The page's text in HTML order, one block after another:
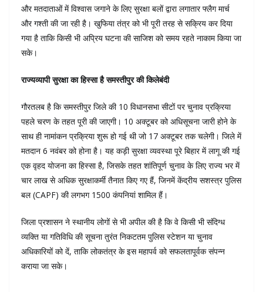
और मतदाताओं में विश्वास जगाने के लिए सुरक्षा बलों द्वारा लगातार फ्लैग मार्च
और गश्ती की जा रही है। खुफिया तंत्र को भी पूरी तरह से सक्रिय कर दिया
गया है ताकि किसी भी अप्रिय घटना की साजिश को समय रहते नाकाम किया जा
सके।
राज्यव्यापी सुरक्षा का हिस्सा है समस्तीपुर की किलेबंदी
गौरतलब है कि समस्तीपुर जिले की 10 विधानसभा सीटों पर चुनाव प्रक्रिया
पहले चरण के तहत पूरी की जाएगी। 10 अक्टूबर को अधिसूचना जारी होने के
साथ ही नामांकन प्रक्रिया शुरू हो गई थी जो 17 अक्टूबर तक चलेगी। जिले में
मतदान 6 नवंबर को होना है। यह कड़ी सुरक्षा व्यवस्था पूरे बिहार में लागू की गई
एक वृहद योजना का हिस्सा है, जिसके तहत शांतिपूर्ण चुनाव के लिए राज्य भर में
चार लाख से अधिक सुरक्षाकर्मी तैनात किए गए हैं, जिनमें केंद्रीय सशस्त्र पुलिस
बल (CAPF) की लगभग 1500 कंपनियां शामिल हैं।
जिला प्रशासन ने स्थानीय लोगों से भी अपील की है कि वे किसी भी संदिग्ध
व्यक्ति या गतिविधि की सूचना तुरंत निकटतम पुलिस स्टेशन या चुनाव
अधिकारियों को दें, ताकि लोकतंत्र के इस महापर्व को सफलतापूर्वक संपन्न
कराया जा सके।